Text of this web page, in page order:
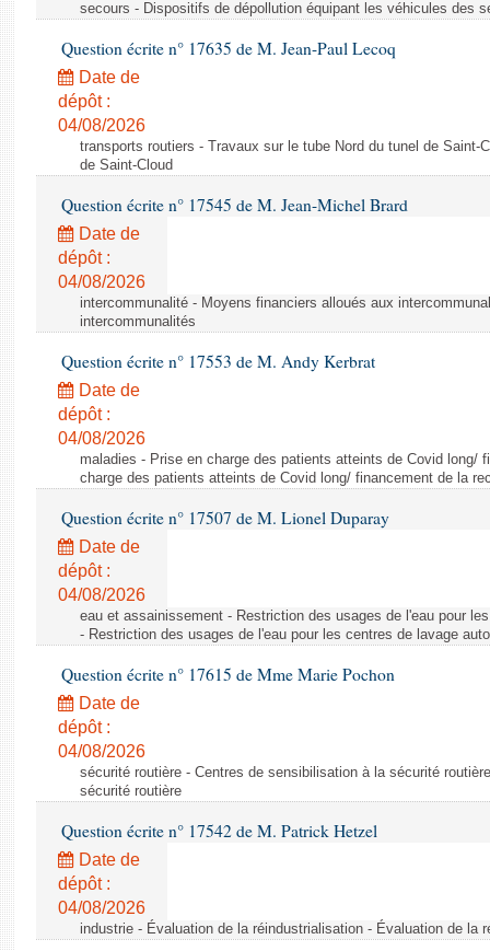
Dossiers législatifs
Budget et sécurité sociale
Questions écrites et orales
Comptes rendus des débats
secours - Dispositifs de dépollution équipant les véhicules des
Question écrite n° 17635 de M. Jean-Paul Lecoq
Date de
dépôt :
04/08/2026
transports routiers - Travaux sur le tube Nord du tunel de Saint-
de Saint-Cloud
Question écrite n° 17545 de M. Jean-Michel Brard
Date de
dépôt :
04/08/2026
intercommunalité - Moyens financiers alloués aux
intercommunalités
Question écrite n° 17553 de M. Andy Kerbrat
Date de
dépôt :
04/08/2026
maladies - Prise en charge des patients atteints de Covid long/
charge des patients atteints de Covid long/ financement de la
Question écrite n° 17507 de M. Lionel Duparay
Date de
dépôt :
04/08/2026
eau et assainissement - Restriction des usages de l'eau pour
- Restriction des usages de l'eau pour les centres de lavage
Question écrite n° 17615 de Mme Marie Pochon
Date de
dépôt :
04/08/2026
sécurité routière - Centres de sensibilisation à la sécurité
sécurité routière
Question écrite n° 17542 de M. Patrick Hetzel
Date de
dépôt :
04/08/2026
industrie - Évaluation de la réindustrialisation - Évaluation de la